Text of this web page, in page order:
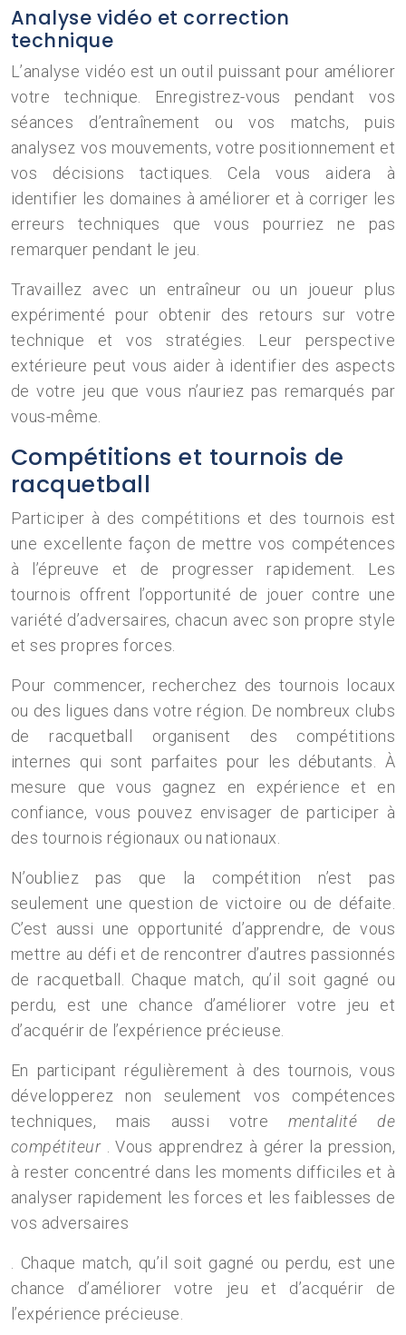
Analyse vidéo et correction
technique
L’analyse vidéo est un outil puissant pour améliorer
votre technique. Enregistrez-vous pendant vos
séances d’entraînement ou vos matchs, puis
analysez vos mouvements, votre positionnement et
vos décisions tactiques. Cela vous aidera à
identifier les domaines à améliorer et à corriger les
erreurs techniques que vous pourriez ne pas
remarquer pendant le jeu.
Travaillez avec un entraîneur ou un joueur plus
expérimenté pour obtenir des retours sur votre
technique et vos stratégies. Leur perspective
extérieure peut vous aider à identifier des aspects
de votre jeu que vous n’auriez pas remarqués par
vous-même.
Compétitions et tournois de
racquetball
Participer à des compétitions et des tournois est
une excellente façon de mettre vos compétences
à l’épreuve et de progresser rapidement. Les
tournois offrent l’opportunité de jouer contre une
variété d’adversaires, chacun avec son propre style
et ses propres forces.
Pour commencer, recherchez des tournois locaux
ou des ligues dans votre région. De nombreux clubs
de racquetball organisent des compétitions
internes qui sont parfaites pour les débutants. À
mesure que vous gagnez en expérience et en
confiance, vous pouvez envisager de participer à
des tournois régionaux ou nationaux.
N’oubliez pas que la compétition n’est pas
seulement une question de victoire ou de défaite.
C’est aussi une opportunité d’apprendre, de vous
mettre au défi et de rencontrer d’autres passionnés
de racquetball. Chaque match, qu’il soit gagné ou
perdu, est une chance d’améliorer votre jeu et
d’acquérir de l’expérience précieuse.
En participant régulièrement à des tournois, vous
développerez non seulement vos compétences
techniques, mais aussi votre mentalité de
compétiteur
. Vous apprendrez à gérer la pression,
à rester concentré dans les moments difficiles et à
analyser rapidement les forces et les faiblesses de
vos adversaires
. Chaque match, qu’il soit gagné ou perdu, est une
chance d’améliorer votre jeu et d’acquérir de
l’expérience précieuse.